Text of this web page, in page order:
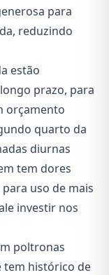
para
reduzindo
estão
prazo, para
orçamento
quarto da
diurnas
tem dores
uso de mais
investir nos
poltronas
tem histórico de